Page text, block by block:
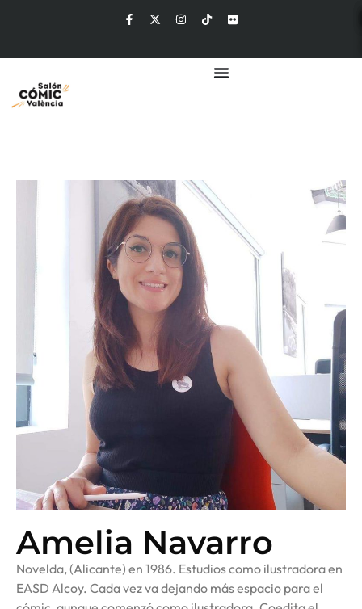
Amelia Navarro
Novelda, (Alicante) en 1986. Estudios como ilustradora en
EASD Alcoy. Cada vez va dejando más espacio para el